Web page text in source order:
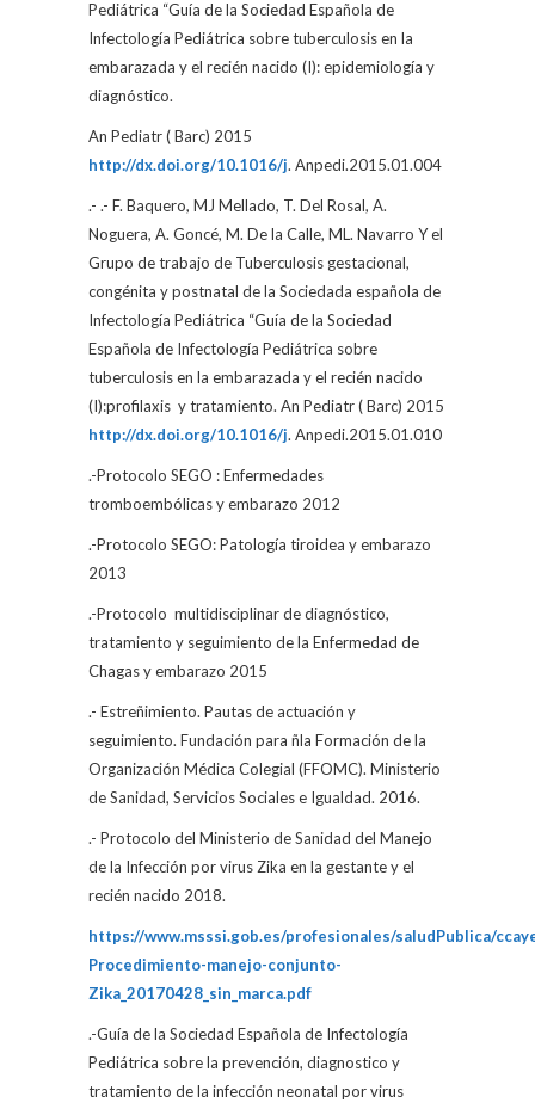
Pediátrica “Guía de la Sociedad Española de
Infectología Pediátrica sobre tuberculosis en la
embarazada y el recién nacido (I): epidemiología y
diagnóstico.
An Pediatr ( Barc) 2015
http://dx.doi.org/10.1016/j. Anpedi.2015.01.004
.- .- F. Baquero, MJ Mellado, T. Del Rosal, A.
Noguera, A. Goncé, M. De la Calle, ML. Navarro Y el
Grupo de trabajo de Tuberculosis gestacional,
congénita y postnatal de la Sociedada española de
Infectología Pediátrica “Guía de la Sociedad
Española de Infectología Pediátrica sobre
tuberculosis en la embarazada y el recién nacido
(I):profilaxis y tratamiento. An Pediatr ( Barc) 2015
http://dx.doi.org/10.1016/j. Anpedi.2015.01.010
.-Protocolo SEGO : Enfermedades
tromboembólicas y embarazo 2012
.-Protocolo SEGO: Patología tiroidea y embarazo
2013
.-Protocolo multidisciplinar de diagnóstico,
tratamiento y seguimiento de la Enfermedad de
Chagas y embarazo 2015
.- Estreñimiento. Pautas de actuación y
seguimiento. Fundación para ñla Formación de la
Organización Médica Colegial (FFOMC). Ministerio
de Sanidad, Servicios Sociales e Igualdad. 2016.
.- Protocolo del Ministerio de Sanidad del Manejo
de la Infección por virus Zika en la gestante y el
recién nacido 2018.
https://www.msssi.gob.es/profesionales/saludPublica/
Procedimiento-manejo-conjunto-
Zika_20170428_sin_marca.pdf
.-Guía de la Sociedad Española de Infectología
Pediátrica sobre la prevención, diagnostico y
tratamiento de la infección neonatal por virus